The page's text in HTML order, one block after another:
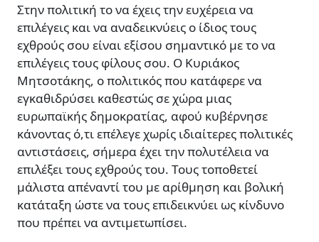
Στην πολιτική το να έχεις την ευχέρεια να
επιλέγεις και να αναδεικνύεις ο ίδιος τους
εχθρούς σου είναι εξίσου σηµαντικό µε το να
επιλέγεις τους φίλους σου. Ο Κυριάκος
Μητσοτάκης, ο πολιτικός που κατάφερε να
εγκαθιδρύσει καθεστώς σε χώρα µιας
ευρωπαϊκής δηµοκρατίας, αφού κυβέρνησε
κάνοντας ό,τι επέλεγε χωρίς ιδιαίτερες πολιτικές
αντιστάσεις, σήµερα έχει την πολυτέλεια να
επιλέξει τους εχθρούς του. Τους τοποθετεί
µάλιστα απέναντί του µε αρίθµηση και βολική
κατάταξη ώστε να τους επιδεικνύει ως κίνδυνο
που πρέπει να αντιµετωπίσει.